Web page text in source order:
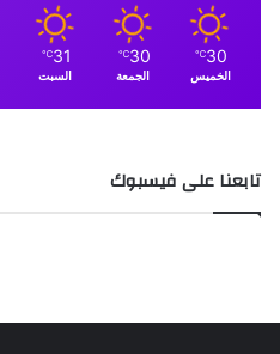
30
℃
الخميس
30
℃
الجمعة
31
℃
السبت
تابعنا على فيسبوك